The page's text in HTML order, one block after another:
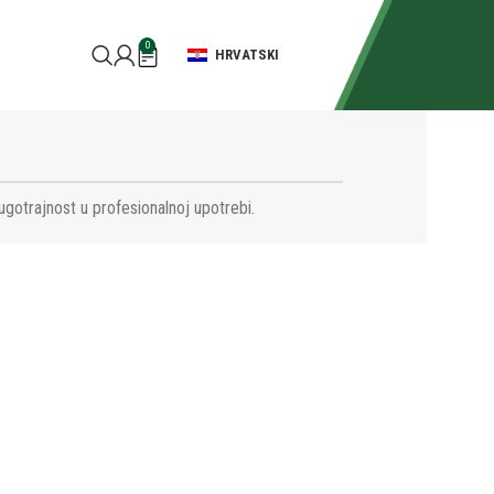
0
HRVATSKI
u profesionalnoj upotrebi.